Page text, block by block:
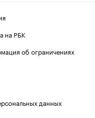
на РБК
об ограничениях
данных